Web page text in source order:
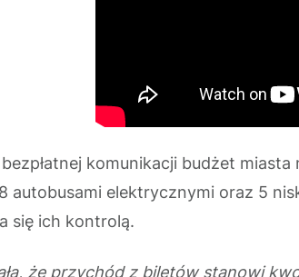
komunikacji budżet miasta
autobusami elektrycznymi oraz 5
się ich kontrolą.
że przychód z biletów stanowi